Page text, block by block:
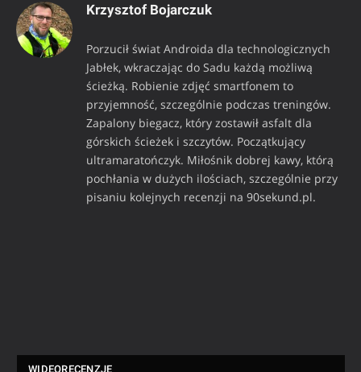
Krzysztof Bojarczuk
Porzucił świat Androida dla technologicznych
Jabłek, wkraczając do Sadu każdą możliwą
ścieżką. Robienie zdjęć smartfonem to
przyjemność, szczególnie podczas treningów.
Zapalony biegacz, który zostawił asfalt dla
górskich ścieżek i szczytów. Początkujący
ultramaratończyk. Miłośnik dobrej kawy, którą
pochłania w dużych ilościach, szczególnie przy
pisaniu kolejnych recenzji na 90sekund.pl.
WIDEORECENZJE